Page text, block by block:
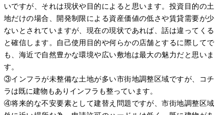
いですが、それは現状や目的によると思います。投資目的の土
地だけの場合、開発制限による資産価値の低さや賃貸需要が少
ないとされていますが、現在の現状であれば、話は違ってくる
と確信します。自己使用目的や何らかの店舗とするに際してで
も、海近で自然豊かな環境や広い敷地は最大の魅力だと思いま
す。
③インフラが未整備な土地が多い市街地調整区域ですが、コチ
ラは既に建物もありインフラも整っています。
④将来的な不安要素として建替え問題ですが、市街地調整区域